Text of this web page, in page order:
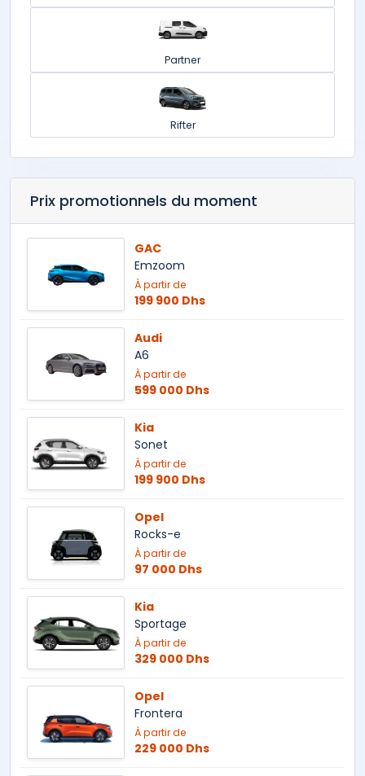
Partner
Rifter
Prix promotionnels du moment
GAC
Emzoom
À partir de
199 900 Dhs
Audi
A6
À partir de
599 000 Dhs
Kia
Sonet
À partir de
199 900 Dhs
Opel
Rocks-e
À partir de
97 000 Dhs
Kia
Sportage
À partir de
329 000 Dhs
Opel
Frontera
À partir de
229 000 Dhs